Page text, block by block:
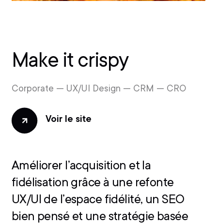
Make it crispy
Corporate — UX/UI Design — CRM — CRO
Voir le site
Améliorer l’acquisition et la
fidélisation grâce à une refonte
UX/UI de l’espace fidélité, un SEO
bien pensé et une stratégie basée